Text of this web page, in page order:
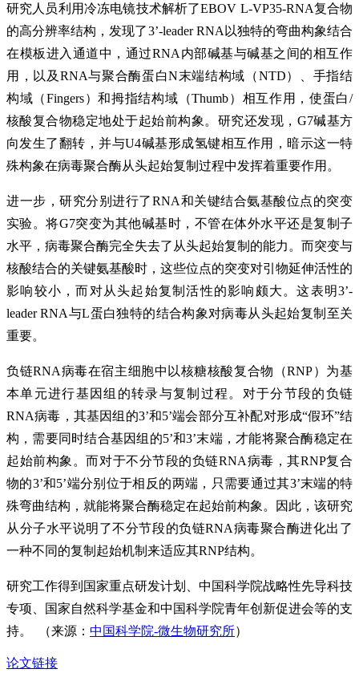
研究人员利用冷冻电镜技术解析了EBOV L-VP35-RNA复合物
的高分辨率结构，发现了3’-leader RNA以独特的弯曲构象结合
在模板进入通道中，通过RNA内部碱基与碱基之间的相互作
用，以及RNA与聚合酶蛋白N末端结构域（NTD）、手指结
构域（Fingers）和拇指结构域（Thumb）相互作用，使蛋白/
核酸复合物稳定地处于起始前构象。研究还发现，G7碱基方
向发生了翻转，并与U4碱基形成氢键相互作用，暗示这一特
殊构象在病毒聚合酶从头起始复制过程中发挥着重要作用。
进一步，研究分别进行了RNA和关键结合氨基酸位点的突变
实验。将G7突变为其他碱基时，不管在体外水平还是复制子
水平，病毒聚合酶完全失去了从头起始复制的能力。而突变与
核酸结合的关键氨基酸时，这些位点的突变对引物延伸活性的
影响较小，而对从头起始复制活性的影响颇大。这表明3’-
leader RNA与L蛋白独特的结合构象对病毒从头起始复制至关
重要。
负链RNA病毒在宿主细胞中以核糖核酸复合物（RNP）为基
本单元进行基因组的转录与复制过程。对于分节段的负链
RNA病毒，其基因组的3’和5’端会部分互补配对形成“假环”结
构，需要同时结合基因组的5’和3’末端，才能将聚合酶稳定在
起始前构象。而对于不分节段的负链RNA病毒，其RNP复合
物的3’和5’端分别位于相反的两端，只需要通过其3’末端的特
殊弯曲结构，就能将聚合酶稳定在起始前构象。因此，该研究
从分子水平说明了不分节段的负链RNA病毒聚合酶进化出了
一种不同的复制起始机制来适应其RNP结构。
研究工作得到国家重点研发计划、中国科学院战略性先导科技
专项、国家自然科学基金和中国科学院青年创新促进会等的支
持。 （来源： 中国科学院-微生物研究所）
论文链接